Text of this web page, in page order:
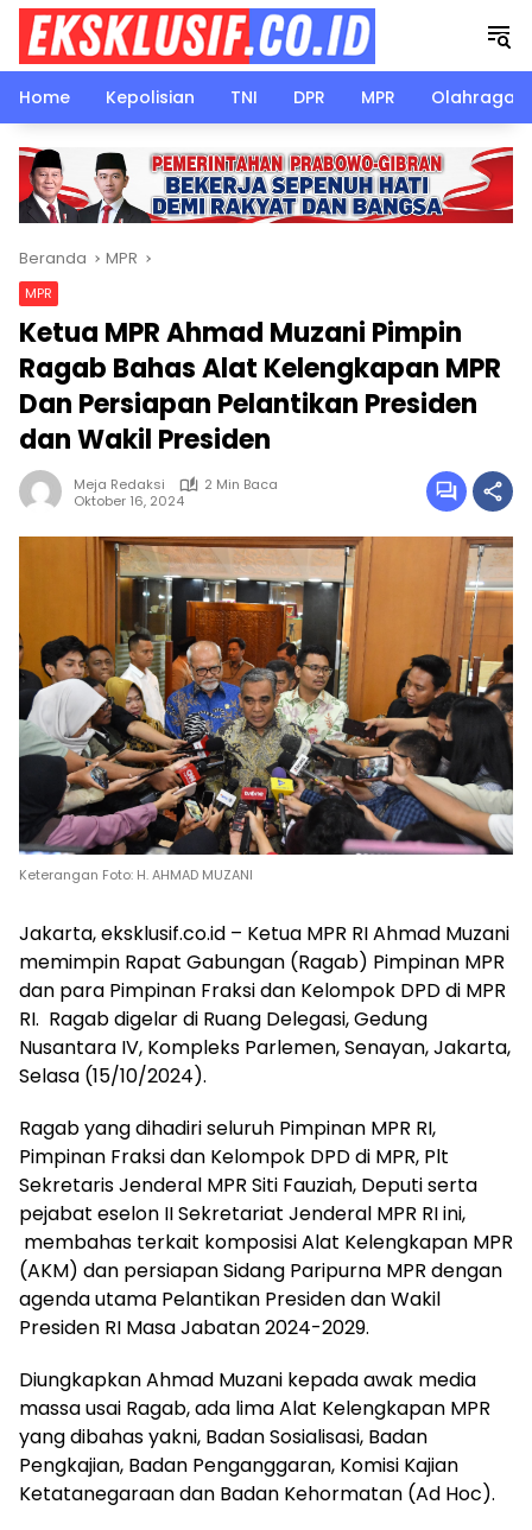
Langsung
konten
Home
Kepolisian TNI DPR MPR Olahraga
Beranda MPR
MPR
Ketua MPR Ahmad Muzani Pimpin
Ragab Bahas Alat Kelengkapan MPR
Dan Persiapan Pelantikan Presiden
dan Wakil Presiden
Meja Redaksi
2 Min Baca
Oktober 16, 2024
Keterangan Foto: H. AHMAD MUZANI
Jakarta, eksklusif.co.id – Ketua MPR RI Ahmad Muzani
memimpin Rapat Gabungan (Ragab) Pimpinan MPR
dan para Pimpinan Fraksi dan Kelompok DPD di MPR
RI. Ragab digelar di Ruang Delegasi, Gedung
Nusantara IV, Kompleks Parlemen, Senayan, Jakarta,
Selasa (15/10/2024).
Ragab yang dihadiri seluruh Pimpinan MPR RI,
Pimpinan Fraksi dan Kelompok DPD di MPR, Plt
Sekretaris Jenderal MPR Siti Fauziah, Deputi serta
pejabat eselon II Sekretariat Jenderal MPR RI ini,
membahas terkait komposisi Alat Kelengkapan MPR
(AKM) dan persiapan Sidang Paripurna MPR dengan
agenda utama Pelantikan Presiden dan Wakil
Presiden RI Masa Jabatan 2024-2029.
Diungkapkan Ahmad Muzani kepada awak media
massa usai Ragab, ada lima Alat Kelengkapan MPR
yang dibahas yakni, Badan Sosialisasi, Badan
Pengkajian, Badan Penganggaran, Komisi Kajian
Ketatanegaraan dan Badan Kehormatan (Ad Hoc).